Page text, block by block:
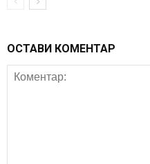
ОСТАВИ КОМЕНТАР